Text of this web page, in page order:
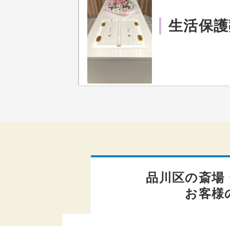
生活保
品川区の斎場
お客様